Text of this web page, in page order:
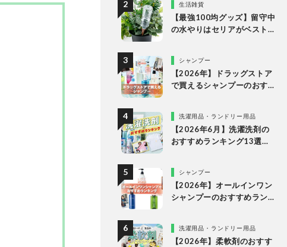
比較生活雑貨
【最強100均グッズ】留守中
の水やりはセリアがベスト
シャンプー
【2026年】ドラッグストア
で買えるシャンプーのおす
比較洗濯用品・ランドリー用品
【2026年6月】洗濯洗剤の
おすすめランキング13選。
検証シャンプー
【2026年】オールインワン
シャンプーのおすすめラン
をプロと比較
洗濯用品・ランドリー用品
【2026年】柔軟剤のおすす